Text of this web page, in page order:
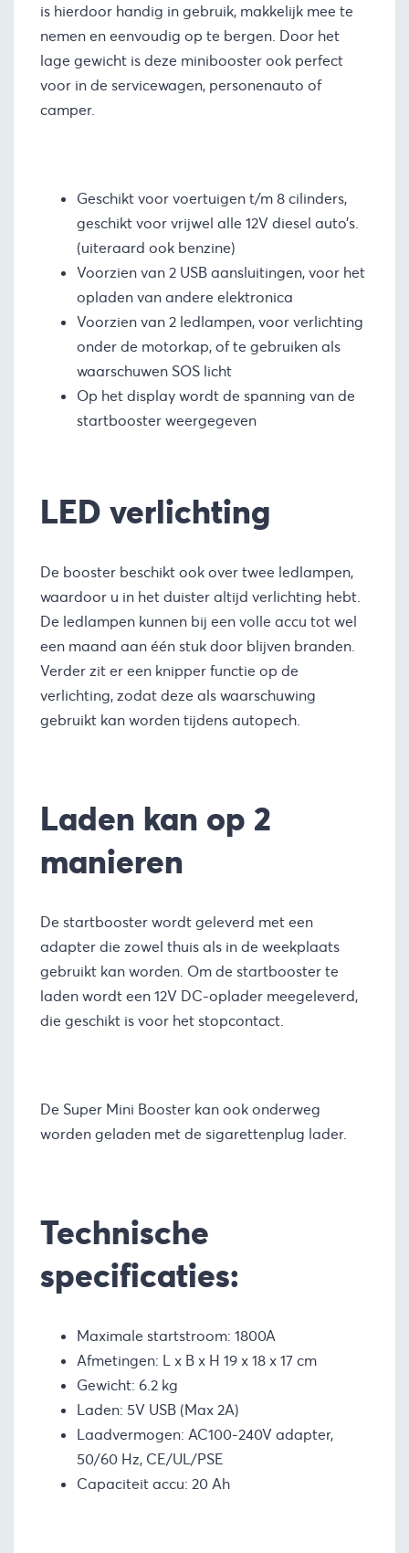
is hierdoor handig in gebruik, makkelijk mee te
nemen en eenvoudig op te bergen. Door het
lage gewicht is deze minibooster ook perfect
voor in de servicewagen, personenauto of
camper.
Geschikt voor voertuigen t/m 8 cilinders,
geschikt voor vrijwel alle 12V diesel auto’s.
(uiteraard ook benzine)
Voorzien van 2 USB aansluitingen, voor het
opladen van andere elektronica
Voorzien van 2 ledlampen, voor verlichting
onder de motorkap, of te gebruiken als
waarschuwen SOS licht
Op het display wordt de spanning van de
startbooster weergegeven
LED verlichting
De booster beschikt ook over twee ledlampen,
waardoor u in het duister altijd verlichting hebt.
De ledlampen kunnen bij een volle accu tot wel
een maand aan één stuk door blijven branden.
Verder zit er een knipper functie op de
verlichting, zodat deze als waarschuwing
gebruikt kan worden tijdens autopech.
Laden kan op 2
manieren
De startbooster wordt geleverd met een
adapter die zowel thuis als in de weekplaats
gebruikt kan worden. Om de startbooster te
laden wordt een 12V DC-oplader meegeleverd,
die geschikt is voor het stopcontact.
De Super Mini Booster kan ook onderweg
worden geladen met de sigarettenplug lader.
Technische
specificaties:
Maximale startstroom: 1800A
Afmetingen: L x B x H 19 x 18 x 17 cm
Gewicht: 6.2 kg
Laden: 5V USB (Max 2A)
Laadvermogen: AC100-240V adapter,
50/60 Hz, CE/UL/PSE
Capaciteit accu: 20 Ah